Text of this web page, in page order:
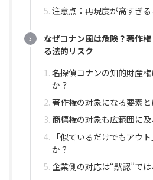
注意点：再現度が高すぎ
なぜコナン風は危険？著作
る法的リスク
名探偵コナンの知的財産
か？
著作権の対象になる要素と
商標権の対象も広範囲に
「似ているだけでもアウ
か？
企業側の対応は“黙認”で